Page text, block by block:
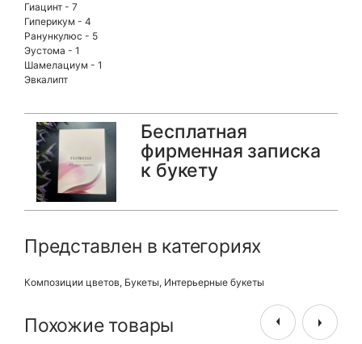
Гиацинт - 7
Гиперикум - 4
Ранункулюс - 5
Эустома - 1
Шамелациум - 1
Эвкалипт
Бесплатная
фирменная записка
к букету
Представлен в категориях
Композиции цветов, Букеты, Интерьерные букеты
Похожие товары